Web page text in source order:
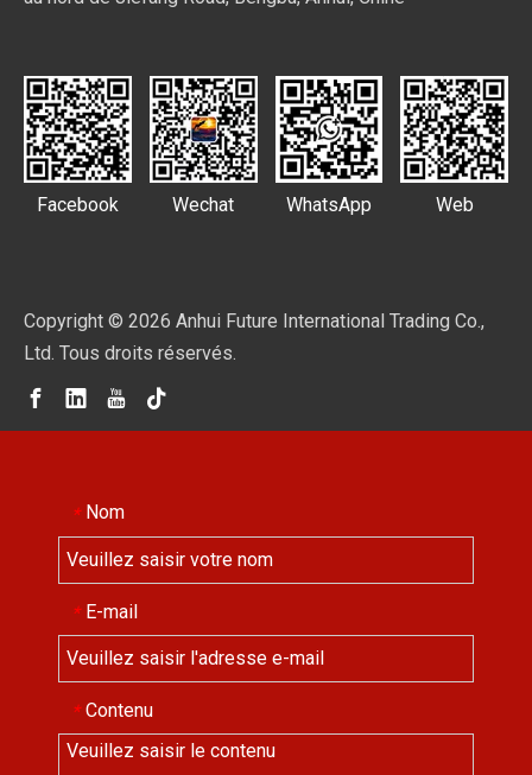
Facebook Wechat WhatsApp Web
Copyright © 2026 Anhui Future International Trading Co.,
Ltd. Tous droits réservés.
* Nom
* E-mail
* Contenu